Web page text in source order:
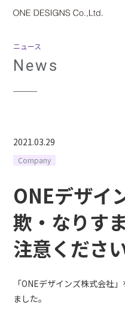
ニュース
News
2021.03.29
Company
ONEデザイ
欺・なりす
注意くださ
「ONEデザインズ株式会社
ました。